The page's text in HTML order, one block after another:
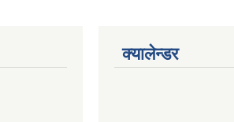
क्यालेन्डर